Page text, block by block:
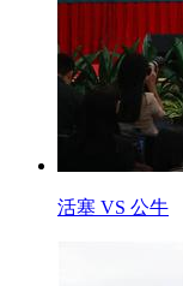
活塞 VS 公牛